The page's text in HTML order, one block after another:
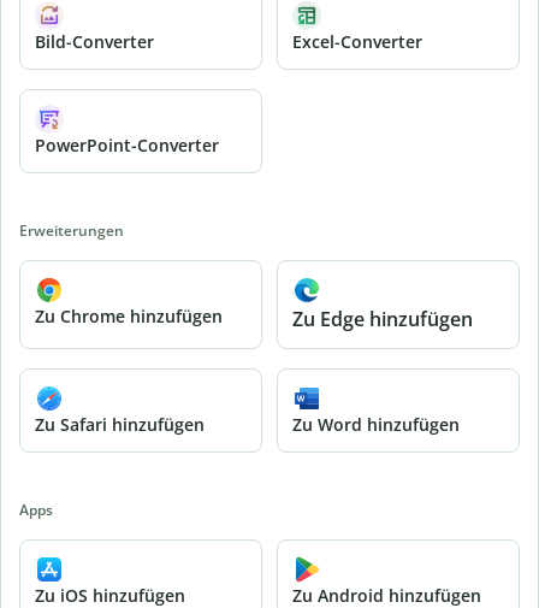
Bild-Converter Excel-Converter
PowerPoint-Converter
Erweiterungen
Zu Chrome hinzufügen Zu Edge hinzufügen
Zu Safari hinzufügen Zu Word hinzufügen
Apps
Zu iOS hinzufügen Zu Android hinzufügen